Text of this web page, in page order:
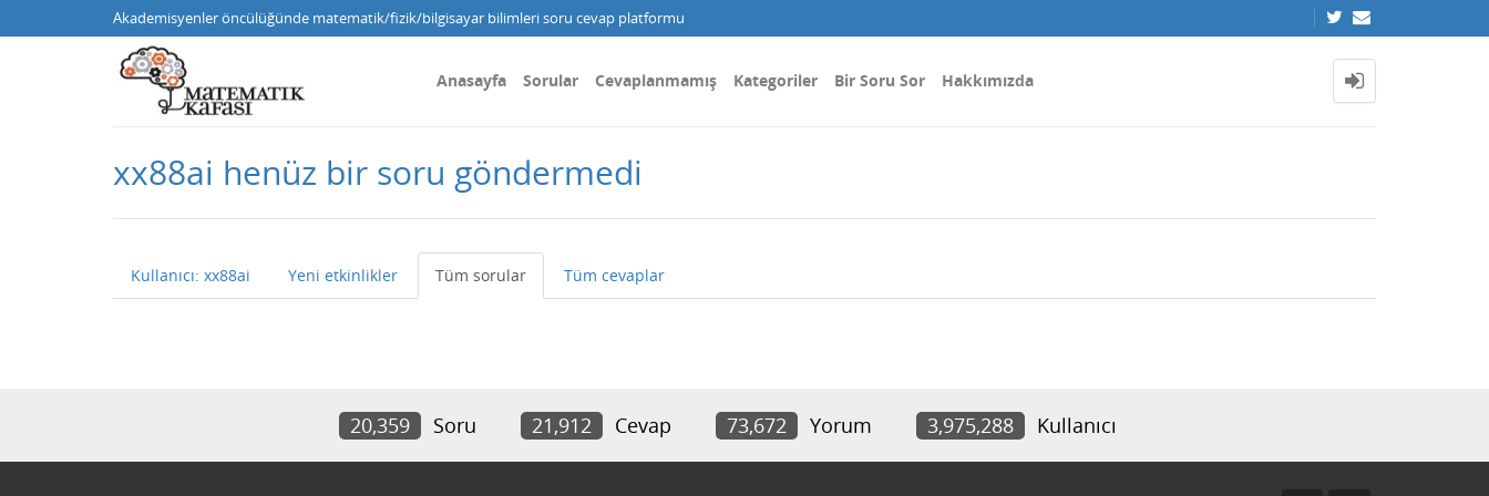
Akademisyenler öncülüğünde matematik/fizik/bilgisayar bilimleri soru cevap platformu
Anasayfa Sorular Cevaplanmamış Kategoriler Bir Soru Sor Hakkımızda
xx88ai henüz bir soru göndermedi
Kullanıcı: xx88ai Yeni etkinlikler Tüm sorular Tüm cevaplar
20,359 Soru 21,912 Cevap 73,672 Yorum 3,975,288 Kullanıcı